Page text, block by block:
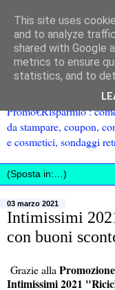
Promo€Risparmio :
da stampare, coupon,
e cosmetici, sondaggi
03 marzo 2021
Intimissimi
con buoni
Grazie alla Promozione
Intimissimi 2021
This site uses
and to analyze
shared with Google
metrics to ensure
statistics, and to